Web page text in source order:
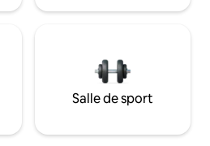
Salle de sport